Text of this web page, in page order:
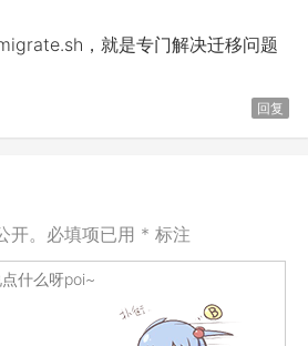
，就是专门解决迁移问题
回复
开。必填项已用 * 标注